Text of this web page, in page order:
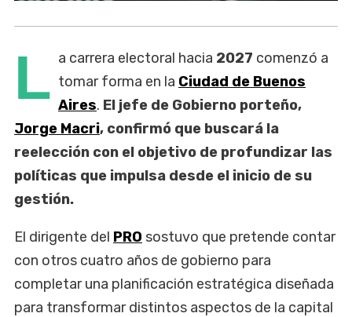
L a carrera electoral hacia 2027 comenzó a
tomar forma en la Ciudad de Buenos
Aires. El jefe de Gobierno porteño,
Jorge Macri, confirmó que buscará la
reelección con el objetivo de profundizar las
políticas que impulsa desde el inicio de su
gestión.
El dirigente del PRO sostuvo que pretende contar
con otros cuatro años de gobierno para
completar una planificación estratégica diseñada
para transformar distintos aspectos de la capital